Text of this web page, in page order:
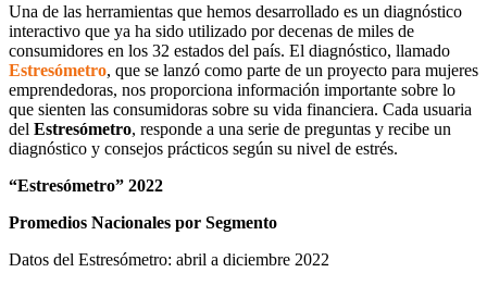
Una de las herramientas que hemos desarrollado es un diagnóstico
interactivo que ya ha sido utilizado por decenas de miles de
consumidores en los 32 estados del país. El diagnóstico, llamado
Estresómetro, que se lanzó como parte de un proyecto para mujeres
emprendedoras, nos proporciona información importante sobre lo
que sienten las consumidoras sobre su vida financiera. Cada usuaria
del Estresómetro, responde a una serie de preguntas y recibe un
diagnóstico y consejos prácticos según su nivel de estrés.
“Estresómetro” 2022
Promedios Nacionales por Segmento
Datos del Estresómetro: abril a diciembre 2022